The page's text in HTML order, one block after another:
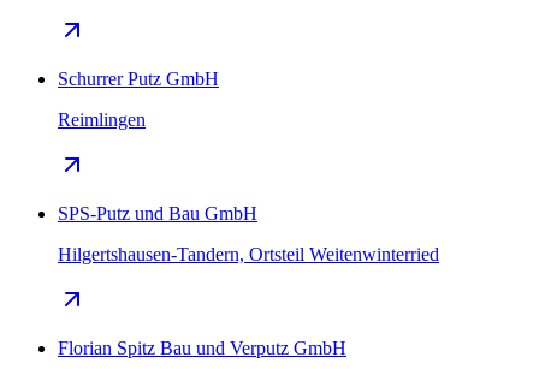
Schurrer Putz GmbH
Reimlingen
SPS-Putz und Bau GmbH
Hilgertshausen-Tandern, Ortsteil Weitenwinterried
Florian Spitz Bau und Verputz GmbH